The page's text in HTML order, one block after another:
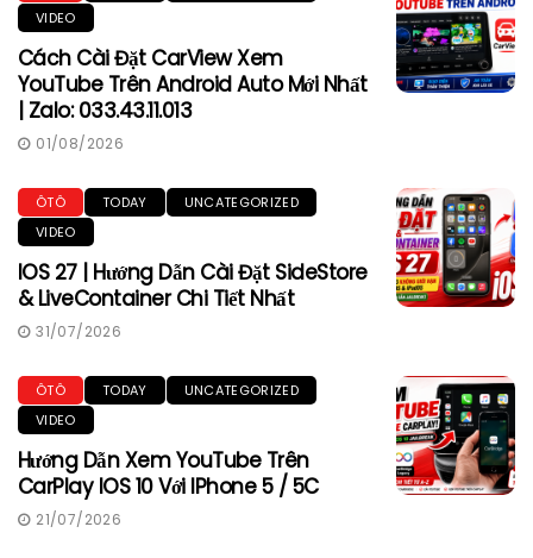
VIDEO
Cách Cài Đặt CarView Xem
YouTube Trên Android Auto Mới Nhất
| Zalo: 033.43.11.013
01/08/2026
ÔTÔ TODAY
UNCATEGORIZED
VIDEO
IOS 27 | Hướng Dẫn Cài Đặt SideStore
& LiveContainer Chi Tiết Nhất
31/07/2026
ÔTÔ TODAY
UNCATEGORIZED
VIDEO
Hướng Dẫn Xem YouTube Trên
CarPlay IOS 10 Với IPhone 5 / 5C
21/07/2026